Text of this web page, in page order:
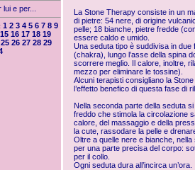
e per...
1 2 3 4 5 6 7 8 9
15 16 17 18 19
25 26 27 28 29
La Stone Therapy consiste in un
di pietre: 54 nere, di origine
pelle; 18 bianche, pietre fredde
essere caldo e umido.
Una seduta tipo è suddivisa in due
(chakra), lungo l’asse della spina
scorrere meglio. Il calore, inoltre,
mezzo per eliminare le tossine).
Alcuni terapisti consigliano la
l’effetto benefico di questa fase di
Nella seconda parte della seduta
freddo che stimola la circolazione
calore, del massaggio e della
la cute, rassodare la pelle e
Oltre a quelle nere e bianche,
per una parte precisa del corpo:
per il collo.
Ogni seduta dura all’incirca un’ora.